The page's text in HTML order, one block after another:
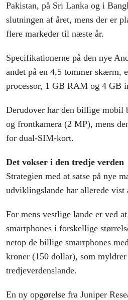
Pakistan, på Sri Lanka og i
slutningen af året, mens der er
flere markeder til næste år.
Specifikationerne på den nye
andet på en 4,5 tommer skærm,
processor, 1 GB RAM og 4 GB
Derudover har den billige mobil
og frontkamera (2 MP), mens
for dual-SIM-kort.
Det vokser i den tredje verden
Strategien med at satse på nye
udviklingslande har allerede vist
For mens vestlige lande er ved
smartphones i forskellige
netop de billige smartphones
kroner (150 dollar), som
tredjeverdenslande.
En ny opgørelse fra Juniper